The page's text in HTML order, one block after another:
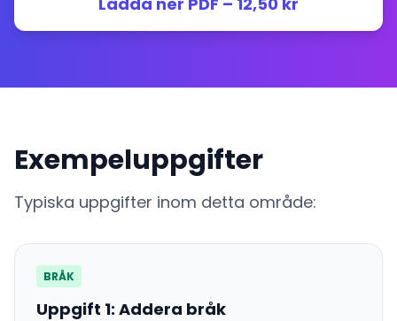
Exempeluppgifter
Typiska uppgifter inom detta område:
BRÅK
Uppgift 1: Addera bråk